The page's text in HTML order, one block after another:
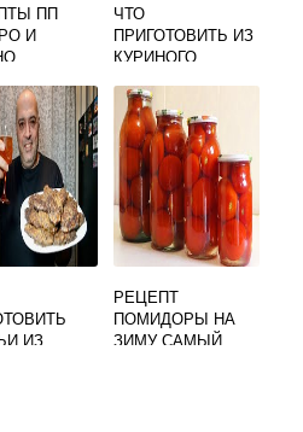
ПП
И
ЧТО
ПРИГОТОВИТЬ ИЗ
КУРИНОГО
И ВКУСНО В
ДУХОВКЕ
ИЗ
РЕЦЕПТ
ПОМИДОРЫ НА
ЗИМУ САМЫЙ